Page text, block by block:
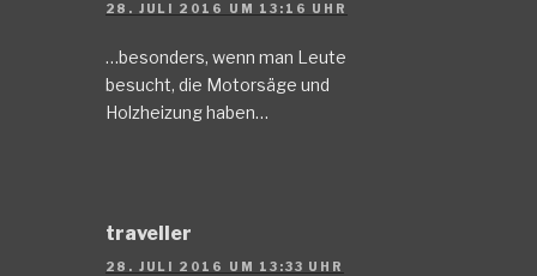
28. JULI 2016 UM 13:16 UHR
…besonders, wenn man Leute
besucht, die Motorsäge und
Holzheizung haben…
traveller
28. JULI 2016 UM 13:33 UHR